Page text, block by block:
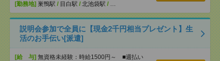
[勤務地] 巣鴨駅 / 目白駅 / 北池袋駅 / …
説明会参加で全員に【現金2千円相当プレゼント】生
活のお手伝い[派遣]
[給 与] 無資格未経験：時給1500円～ ■週払い